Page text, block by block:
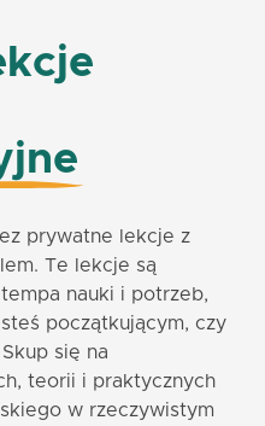
prywatne lekcje z
Te lekcje są
nauki i potrzeb,
początkującym, czy
się na
teorii i praktycznych
w rzeczywistym